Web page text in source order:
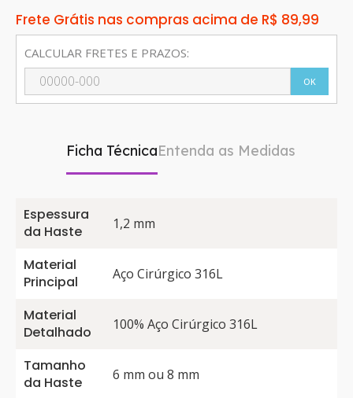
Frete Grátis nas compras acima de R$ 89,99
CALCULAR FRETES E PRAZOS:
OK
Ficha TécnicaEntenda as Medidas
Espessura
da Haste
1,2 mm
Material
Principal
Aço Cirúrgico 316L
Material
Detalhado
100% Aço Cirúrgico 316L
Tamanho
da Haste
6 mm ou 8 mm